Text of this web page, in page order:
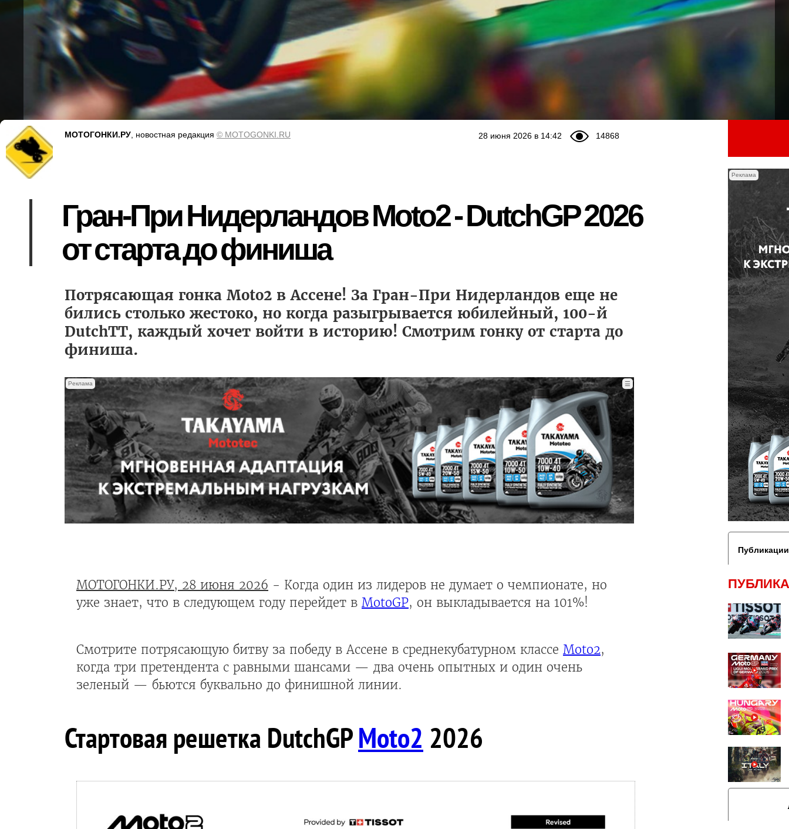
Реклама
14868
28 июня 2026 в 14:42
МОТОГОНКИ.РУ , новостная редакция © MOTOGONKI.RU
Гран-При Нидерландов Moto2 - DutchGP 2026
от старта до финиша
Потрясающая гонка Moto2 в Ассене! За Гран-При Нидерландов еще не
бились столько жестоко, но когда разыгрывается юбилейный, 100-й
DutchTT, каждый хочет войти в историю! Смотрим гонку от старта до
финиша.
Реклама ☰
МОТОГОНКИ.РУ, 28 июня 2026 - Когда один из лидеров не думает о чемпионате, но
уже знает, что в следующем году перейдет в MotoGP, он выкладывается на 101%!
Смотрите потрясающую битву за победу в Ассене в среднекубатурном классе Moto2,
когда три претендента с равными шансами — два очень опытных и один очень
зеленый — бьются буквально до финишной линии.
Стартовая решетка DutchGPMoto2 2026